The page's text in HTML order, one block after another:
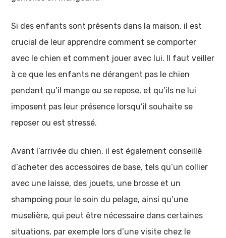
Si des enfants sont présents dans la maison, il est
crucial de leur apprendre comment se comporter
avec le chien et comment jouer avec lui. Il faut veiller
à ce que les enfants ne dérangent pas le chien
pendant qu’il mange ou se repose, et qu’ils ne lui
imposent pas leur présence lorsqu’il souhaite se
reposer ou est stressé.
Avant l’arrivée du chien, il est également conseillé
d’acheter des accessoires de base, tels qu’un collier
avec une laisse, des jouets, une brosse et un
shampoing pour le soin du pelage, ainsi qu’une
muselière, qui peut être nécessaire dans certaines
situations, par exemple lors d’une visite chez le